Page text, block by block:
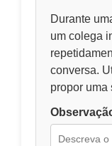
Durante
um colega
conversa.
propor uma